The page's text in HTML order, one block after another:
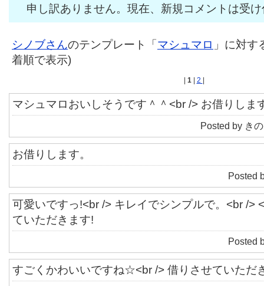
申し訳ありません。現在、新規コメントは受
シノブさんのテンプレート「 マシュマロ 」に対す
着順で表示)
1 2
マシュマロおいしそうです＾＾<br /> お借りしま
Posted by き
お借りします。
Posted
可愛いですっ!<br /> キレイでシンプルで。<br />
ていただきます!
Posted
すごくかわいいですね☆<br /> 借りさせていただ